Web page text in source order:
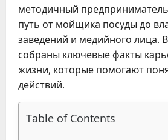
методичный
путь от мойщика посуды до
заведений и медийного лица.
собраны ключевые факты
жизни, которые помогают
действий.
Table of Contents